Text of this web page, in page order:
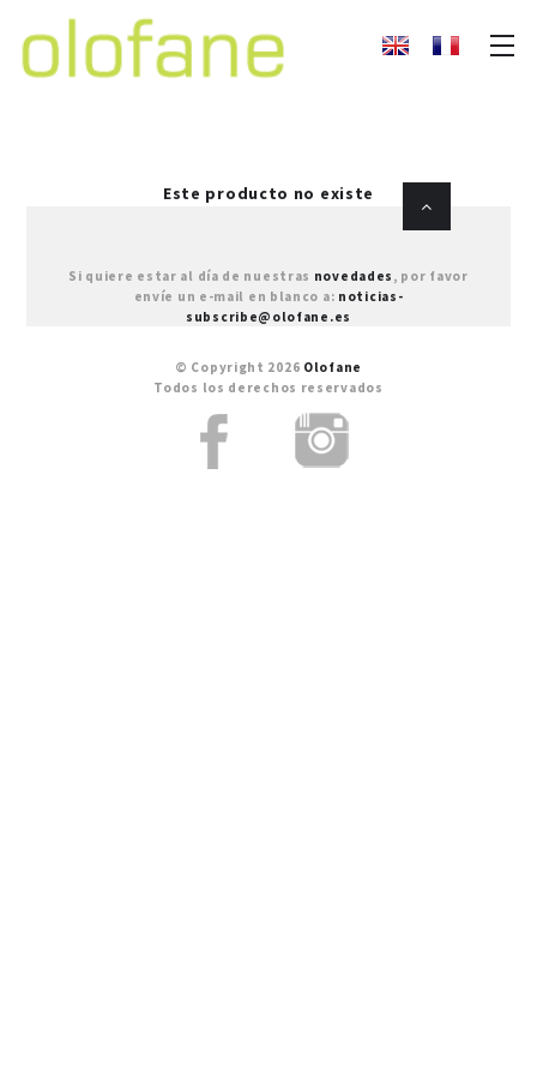
Este producto no existe
Si quiere estar al día de nuestras novedades , por favor
envíe un e-mail en blanco a: noticias-
subscribe@olofane.es
© Copyright 2026 Olofane
Todos los derechos reservados